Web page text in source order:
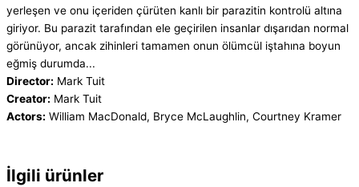
yerleşen ve onu içeriden çürüten kanlı bir parazitin kontrolü altına
giriyor. Bu parazit tarafından ele geçirilen insanlar dışarıdan normal
görünüyor, ancak zihinleri tamamen onun ölümcül iştahına boyun
eğmiş durumda...
Director: Mark Tuit
Creator: Mark Tuit
Actors: William MacDonald, Bryce McLaughlin, Courtney Kramer
İlgili ürünler